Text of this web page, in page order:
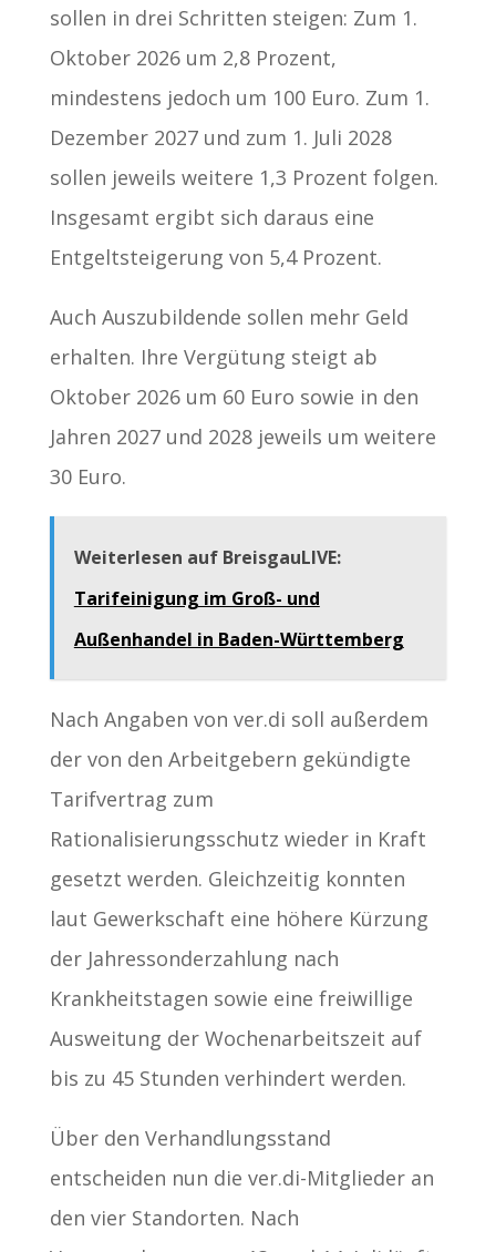
sollen in drei Schritten steigen: Zum 1.
Oktober 2026 um 2,8 Prozent,
mindestens jedoch um 100 Euro. Zum 1.
Dezember 2027 und zum 1. Juli 2028
sollen jeweils weitere 1,3 Prozent folgen.
Insgesamt ergibt sich daraus eine
Entgeltsteigerung von 5,4 Prozent.
Auch Auszubildende sollen mehr Geld
erhalten. Ihre Vergütung steigt ab
Oktober 2026 um 60 Euro sowie in den
Jahren 2027 und 2028 jeweils um weitere
30 Euro.
Weiterlesen auf BreisgauLIVE:
Tarifeinigung im Groß- und
Außenhandel in Baden-Württemberg
Nach Angaben von ver.di soll außerdem
der von den Arbeitgebern gekündigte
Tarifvertrag zum
Rationalisierungsschutz wieder in Kraft
gesetzt werden. Gleichzeitig konnten
laut Gewerkschaft eine höhere Kürzung
der Jahressonderzahlung nach
Krankheitstagen sowie eine freiwillige
Ausweitung der Wochenarbeitszeit auf
bis zu 45 Stunden verhindert werden.
Über den Verhandlungsstand
entscheiden nun die ver.di-Mitglieder an
den vier Standorten. Nach